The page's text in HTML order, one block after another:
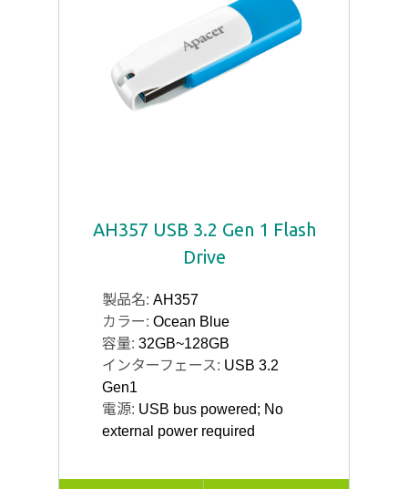
AH357 USB 3.2 Gen 1 Flash
Drive
製品名: AH357
カラー: Ocean Blue
容量: 32GB~128GB
インターフェース: USB 3.2
Gen1
電源: USB bus powered; No
external power required